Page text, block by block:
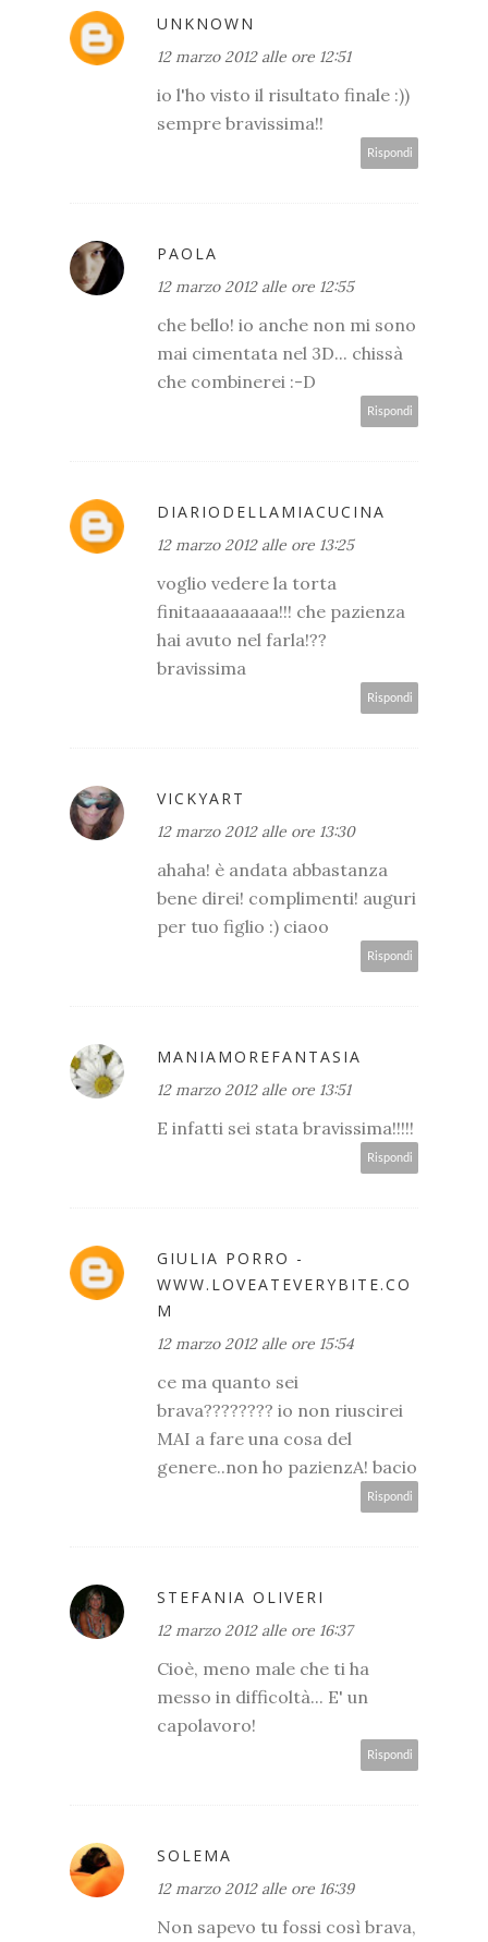
UNKNOWN
12 marzo 2012 alle ore 12:51
io l'ho visto il risultato finale :))
sempre bravissima!!
Rispondi
PAOLA
12 marzo 2012 alle ore 12:55
che bello! io anche non mi sono
mai cimentata nel 3D... chissà
che combinerei :-D
Rispondi
DIARIODELLAMIACUCINA
12 marzo 2012 alle ore 13:25
voglio vedere la torta
finitaaaaaaaaa!!! che pazienza
hai avuto nel farla!??
bravissima
Rispondi
VICKYART
12 marzo 2012 alle ore 13:30
ahaha! è andata abbastanza
bene direi! complimenti! auguri
per tuo figlio :) ciaoo
Rispondi
MANIAMOREFANTASIA
12 marzo 2012 alle ore 13:51
E infatti sei stata bravissima!!!!!
Rispondi
GIULIA PORRO -
WWW.LOVEATEVERYBITE.CO
M
12 marzo 2012 alle ore 15:54
ce ma quanto sei
brava???????? io non riuscirei
MAI a fare una cosa del
genere..non ho pazienzA! bacio
Rispondi
STEFANIA OLIVERI
12 marzo 2012 alle ore 16:37
Cioè, meno male che ti ha
messo in difficoltà... E' un
capolavoro!
Rispondi
SOLEMA
12 marzo 2012 alle ore 16:39
Non sapevo tu fossi così brava,